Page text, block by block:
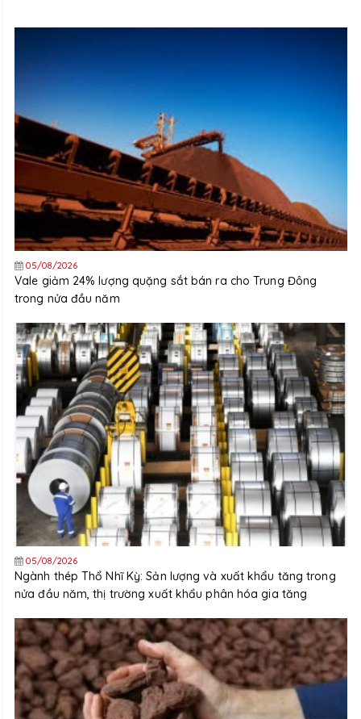
05/08/2026
Vale giảm 24% lượng quặng sắt bán ra cho Trung Đông
trong nửa đầu năm
05/08/2026
Ngành thép Thổ Nhĩ Kỳ: Sản lượng và xuất khẩu tăng trong
nửa đầu năm, thị trường xuất khẩu phân hóa gia tăng